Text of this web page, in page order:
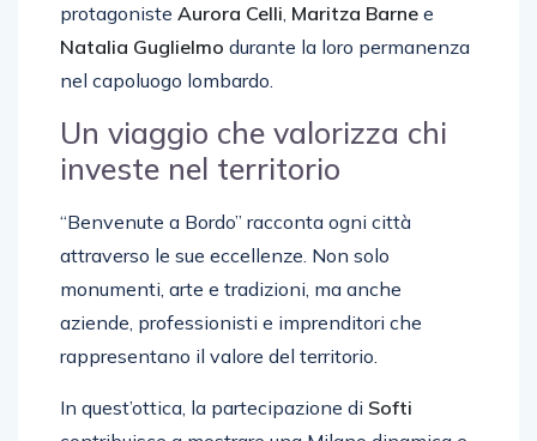
protagoniste Aurora Celli, Maritza Barne e
Natalia Guglielmo durante la loro permanenza
nel capoluogo lombardo.
Un viaggio che valorizza chi
investe nel territorio
“Benvenute a Bordo” racconta ogni città
attraverso le sue eccellenze. Non solo
monumenti, arte e tradizioni, ma anche
aziende, professionisti e imprenditori che
rappresentano il valore del territorio.
In quest’ottica, la partecipazione di Softi